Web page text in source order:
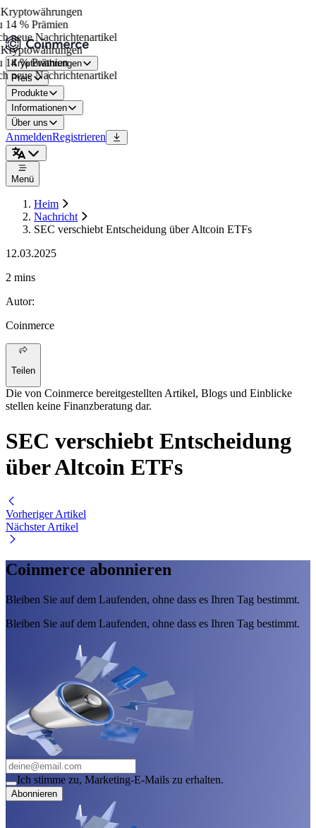
% Prämien
neue Nachrichtenartikel
% Prämien
neue Nachrichtenartikel
Kryptowährungen
Preis
Produkte
Informationen
Über uns
AnmeldenRegistrieren
Menü
Heim
Nachricht
SEC verschiebt Entscheidung über Altcoin ETFs
12.03.2025
2 mins
Autor:
Coinmerce
Teilen
Die von Coinmerce bereitgestellten Artikel, Blogs und Einblicke
stellen keine Finanzberatung dar.
SEC verschiebt Entscheidung
über Altcoin ETFs
Vorheriger Artikel
Nächster Artikel
Coinmerce abonnieren
Bleiben Sie auf dem Laufenden, ohne dass es Ihren Tag bestimmt.
Bleiben Sie auf dem Laufenden, ohne dass es Ihren Tag bestimmt.
Ich stimme zu, Marketing-E-Mails zu erhalten.
Abonnieren